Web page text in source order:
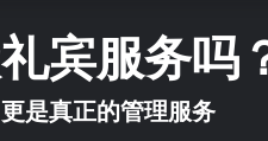
宾服务吗
是真正的管理服务